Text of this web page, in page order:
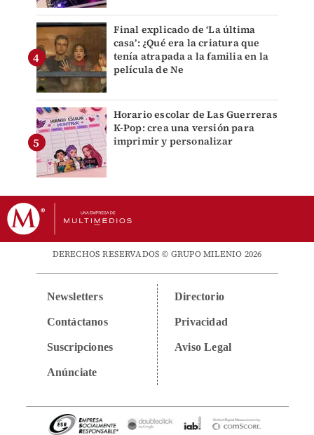
Final explicado de ‘La última
casa’: ¿Qué era la criatura que
tenía atrapada a la familia en la
película de Ne
Horario escolar de Las Guerreras
K-Pop: crea una versión para
imprimir y personalizar
DERECHOS RESERVADOS © GRUPO MILENIO 2026
Newsletters
Contáctanos
Suscripciones
Anúnciate
Directorio
Privacidad
Aviso Legal